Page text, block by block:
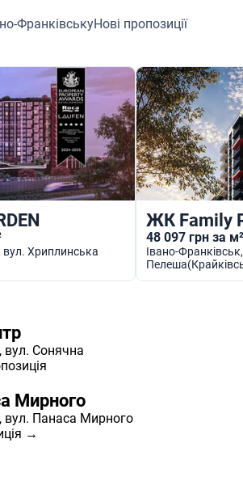
ФранківськуНові пропозиції
вул. Хриплинська
ЖК Family
48 097 грн за м²
Івано-Франківськ
, вул. Сонячна
Мирного
, вул. Панаса Мирного
→